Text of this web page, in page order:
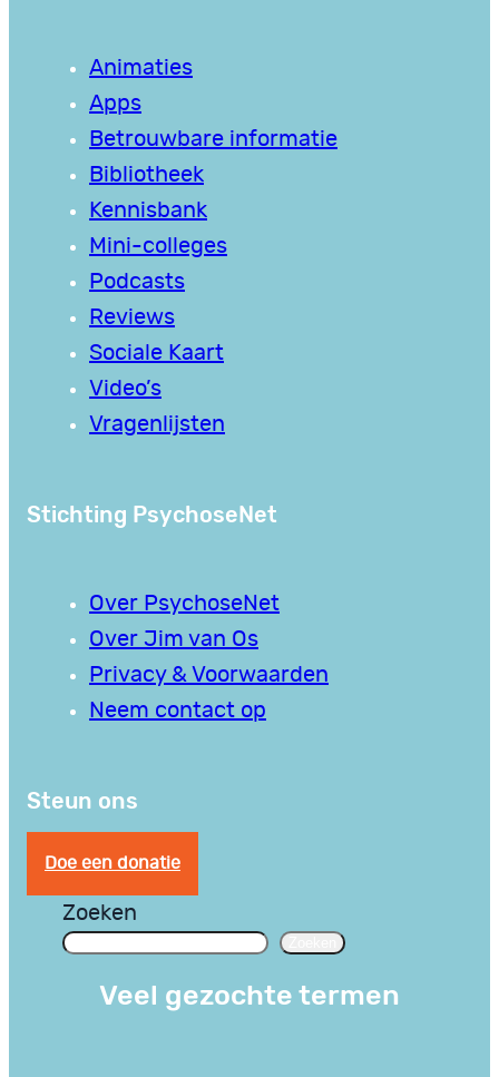
Animaties
Apps
Betrouwbare informatie
Bibliotheek
Kennisbank
Mini-colleges
Podcasts
Reviews
Sociale Kaart
Video’s
Vragenlijsten
Stichting PsychoseNet
Over PsychoseNet
Over Jim van Os
Privacy & Voorwaarden
Neem contact op
Steun ons
Doe een donatie
Zoeken
Veel gezochte termen